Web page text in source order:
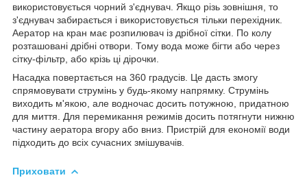
використовується чорний з'єднувач. Якщо різь зовнішня, то
з'єднувач забирається і використовується тільки перехідник.
Аератор на кран має розпилювач із дрібної сітки. По колу
розташовані дрібні отвори. Тому вода може бігти або через
сітку-фільтр, або крізь ці дірочки.
Насадка повертається на 360 градусів. Це дасть змогу
спрямовувати струмінь у будь-якому напрямку. Струмінь
виходить м'якою, але водночас досить потужною, придатною
для миття. Для перемикання режимів досить потягнути нижню
частину аератора вгору або вниз. Пристрій для економії води
підходить до всіх сучасних змішувачів.
Приховати